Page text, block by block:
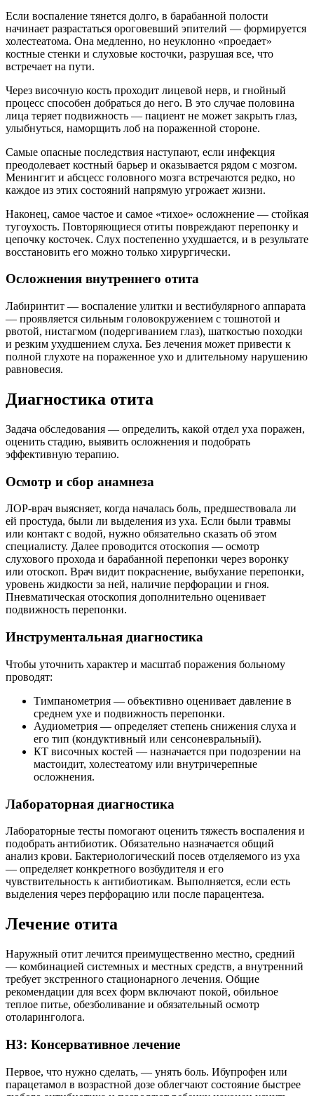
Если воспаление тянется долго, в барабанной полости
начинает разрастаться ороговевший эпителий — формируется
холестеатома. Она медленно, но неуклонно «проедает»
костные стенки и слуховые косточки, разрушая все, что
встречает на пути.
Через височную кость проходит лицевой нерв, и гнойный
процесс способен добраться до него. В это случае половина
лица теряет подвижность — пациент не может закрыть глаз,
улыбнуться, наморщить лоб на пораженной стороне.
Самые опасные последствия наступают, если инфекция
преодолевает костный барьер и оказывается рядом с мозгом.
Менингит и абсцесс головного мозга встречаются редко, но
каждое из этих состояний напрямую угрожает жизни.
Наконец, самое частое и самое «тихое» осложнение — стойкая
тугоухость. Повторяющиеся отиты повреждают перепонку и
цепочку косточек. Слух постепенно ухудшается, и в результате
восстановить его можно только хирургически.
Осложнения внутреннего отита
Лабиринтит — воспаление улитки и вестибулярного аппарата
— проявляется сильным головокружением с тошнотой и
рвотой, нистагмом (подергиванием глаз), шаткостью походки
и резким ухудшением слуха. Без лечения может привести к
полной глухоте на пораженное ухо и длительному нарушению
равновесия.
Диагностика отита
Задача обследования — определить, какой отдел уха поражен,
оценить стадию, выявить осложнения и подобрать
эффективную терапию.
Осмотр и сбор анамнеза
ЛОР-врач выясняет, когда началась боль, предшествовала ли
ей простуда, были ли выделения из уха. Если были травмы
или контакт с водой, нужно обязательно сказать об этом
специалисту. Далее проводится отоскопия — осмотр
слухового прохода и барабанной перепонки через воронку
или отоскоп. Врач видит покраснение, выбухание перепонки,
уровень жидкости за ней, наличие перфорации и гноя.
Пневматическая отоскопия дополнительно оценивает
подвижность перепонки.
Инструментальная диагностика
Чтобы уточнить характер и масштаб поражения больному
проводят:
Тимпанометрия — объективно оценивает давление в
среднем ухе и подвижность перепонки.
Аудиометрия — определяет степень снижения слуха и
его тип (кондуктивный или сенсоневральный).
КТ височных костей — назначается при подозрении на
мастоидит, холестеатому или внутричерепные
осложнения.
Лабораторная диагностика
Лабораторные тесты помогают оценить тяжесть воспаления и
подобрать антибиотик. Обязательно назначается общий
анализ крови. Бактериологический посев отделяемого из уха
— определяет конкретного возбудителя и его
чувствительность к антибиотикам. Выполняется, если есть
выделения через перфорацию или после парацентеза.
Лечение отита
Наружный отит лечится преимущественно местно, средний
— комбинацией системных и местных средств, а внутренний
требует экстренного стационарного лечения. Общие
рекомендации для всех форм включают покой, обильное
теплое питье, обезболивание и обязательный осмотр
отоларинголога.
H3: Консервативное лечение
Первое, что нужно сделать, — унять боль. Ибупрофен или
парацетамол в возрастной дозе облегчают состояние быстрее